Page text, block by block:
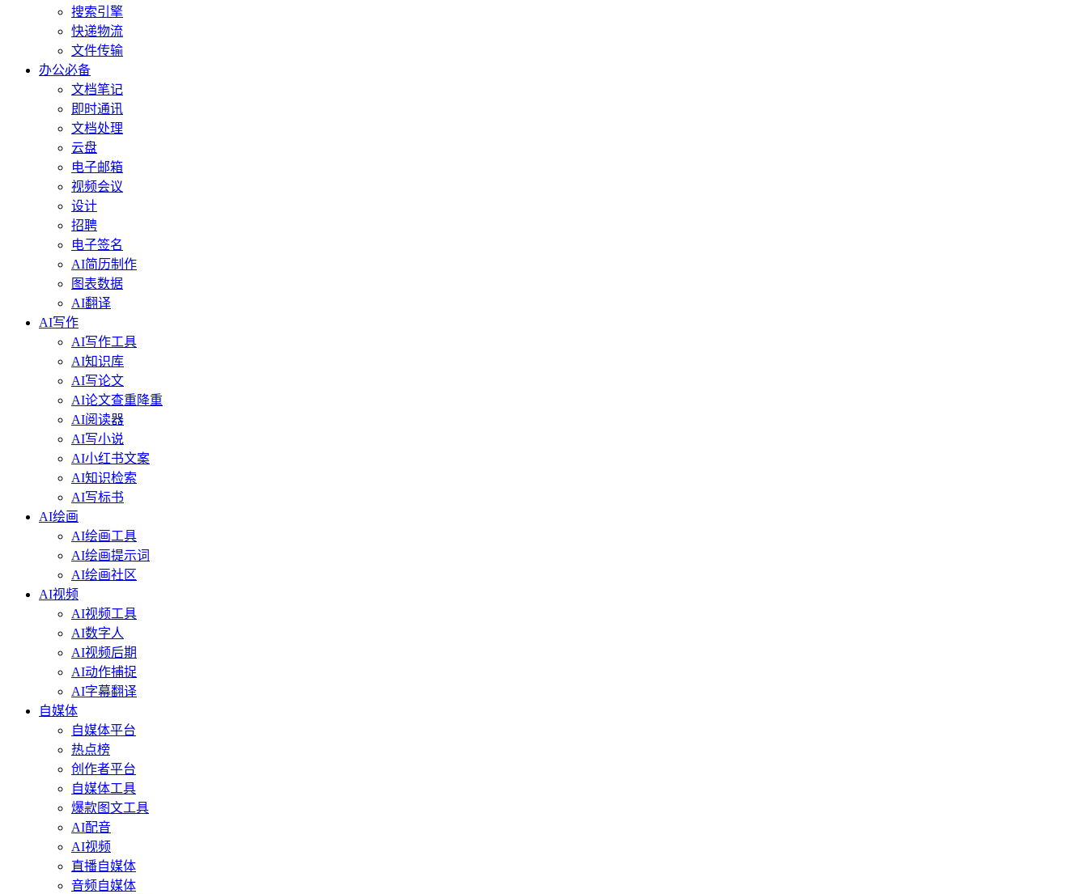
搜索引擎
快递物流
文件传输
办公必备
文档笔记
即时通讯
文档处理
云盘
电子邮箱
视频会议
设计
招聘
电子签名
AI简历制作
图表数据
AI翻译
AI写作
AI写作工具
AI知识库
AI写论文
AI论文查重降重
AI阅读器
AI写小说
AI小红书文案
AI知识检索
AI写标书
AI绘画
AI绘画工具
AI绘画提示词
AI绘画社区
AI视频
AI视频工具
AI数字人
AI视频后期
AI动作捕捉
AI字幕翻译
自媒体
自媒体平台
热点榜
创作者平台
自媒体工具
爆款图文工具
AI配音
AI视频
直播自媒体
音频自媒体